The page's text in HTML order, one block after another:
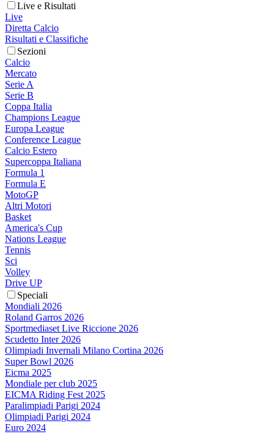
Live e Risultati
Live
Diretta Calcio
Risultati e Classifiche
Sezioni
Calcio
Mercato
Serie A
Serie B
Coppa Italia
Champions League
Europa League
Conference League
Calcio Estero
Supercoppa Italiana
Formula 1
Formula E
MotoGP
Altri Motori
Basket
America's Cup
Nations League
Tennis
Sci
Volley
Drive UP
Speciali
Mondiali 2026
Roland Garros 2026
Sportmediaset Live Riccione 2026
Scudetto Inter 2026
Olimpiadi Invernali Milano Cortina 2026
Super Bowl 2026
Eicma 2025
Mondiale per club 2025
EICMA Riding Fest 2025
Paralimpiadi Parigi 2024
Olimpiadi Parigi 2024
Euro 2024